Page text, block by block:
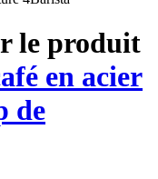
le produit
en acier
de